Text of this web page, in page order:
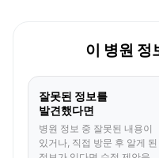
이 병원 정
잘못된 정보를
발견했다면
병원 정보 중 잘못된 내용이
있거나, 직접 방문 후 알게 된